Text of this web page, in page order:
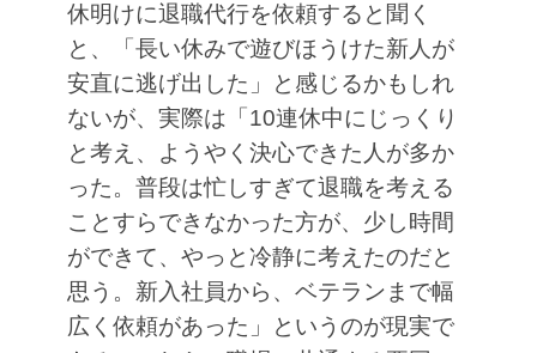
休明けに退職代行を依頼すると聞く
と、「長い休みで遊びほうけた新人が
安直に逃げ出した」と感じるかもしれ
ないが、実際は「10連休中にじっくり
と考え、ようやく決心できた人が多か
った。普段は忙しすぎて退職を考える
ことすらできなかった方が、少し時間
ができて、やっと冷静に考えたのだと
思う。新入社員から、ベテランまで幅
広く依頼があった」というのが現実で